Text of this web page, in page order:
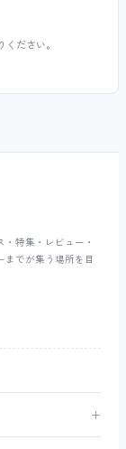
ださい。
特集・レビュー・
でが集う場所を目
＋